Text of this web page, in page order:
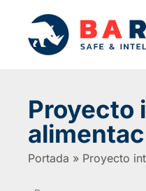
Proyecto
Portada » Proyecto